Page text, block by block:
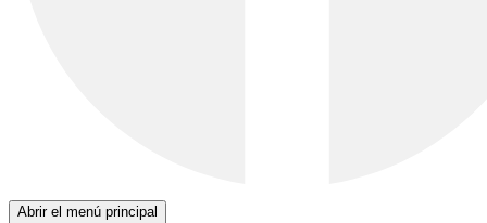
Abrir el menú principal